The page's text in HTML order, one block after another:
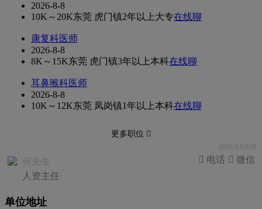
2026-8-8
10K～20K东莞 虎门镇2年以上大专在线聊
康复科医师
2026-8-8
8K～15K东莞 虎门镇3年以上本科在线聊
耳鼻喉科医师
2026-8-8
10K～12K东莞 凤岗镇1年以上本科在线聊
更多职位 
2026.8.8活跃
何先生
人资主任
 微信
 电话
单位地址